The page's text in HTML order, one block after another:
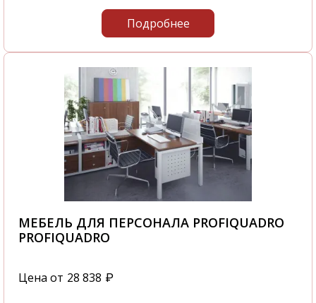
Подробнее
МЕБЕЛЬ ДЛЯ ПЕРСОНАЛА PROFIQUADRO
PROFIQUADRO
Цена от 28 838 ₽